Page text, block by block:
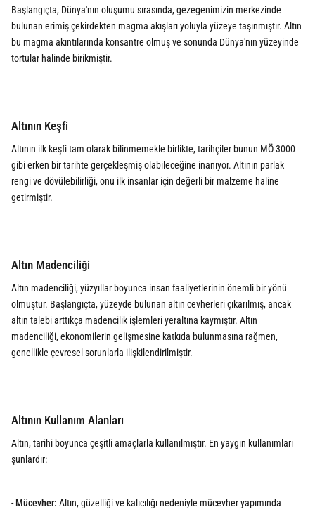
Başlangıçta, Dünya'nın oluşumu sırasında, gezegenimizin merkezinde
bulunan erimiş çekirdekten magma akışları yoluyla yüzeye taşınmıştır. Altın
bu magma akıntılarında konsantre olmuş ve sonunda Dünya'nın yüzeyinde
tortular halinde birikmiştir.
Altının Keşfi
Altının ilk keşfi tam olarak bilinmemekle birlikte, tarihçiler bunun MÖ 3000
gibi erken bir tarihte gerçekleşmiş olabileceğine inanıyor. Altının parlak
rengi ve dövülebilirliği, onu ilk insanlar için değerli bir malzeme haline
getirmiştir.
Altın Madenciliği
Altın madenciliği, yüzyıllar boyunca insan faaliyetlerinin önemli bir yönü
olmuştur. Başlangıçta, yüzeyde bulunan altın cevherleri çıkarılmış, ancak
altın talebi arttıkça madencilik işlemleri yeraltına kaymıştır. Altın
madenciliği, ekonomilerin gelişmesine katkıda bulunmasına rağmen,
genellikle çevresel sorunlarla ilişkilendirilmiştir.
Altının Kullanım Alanları
Altın, tarihi boyunca çeşitli amaçlarla kullanılmıştır. En yaygın kullanımları
şunlardır:
-Mücevher: Altın, güzelliği ve kalıcılığı nedeniyle mücevher yapımında